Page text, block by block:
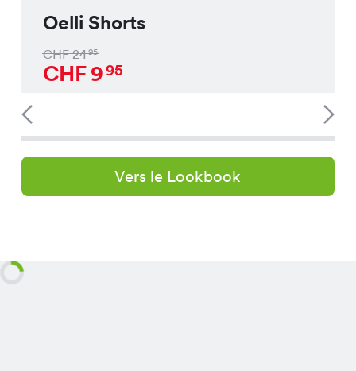
Oelli Shorts
CHF2495
CHF995
Vers le Lookbook